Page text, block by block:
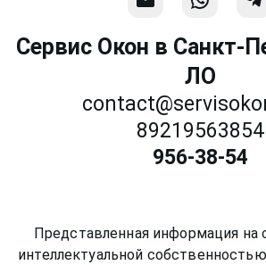
Сервис Окон в Санкт-
ЛО
89219563854
956-38-54
Представленная информация на
интеллектуальной